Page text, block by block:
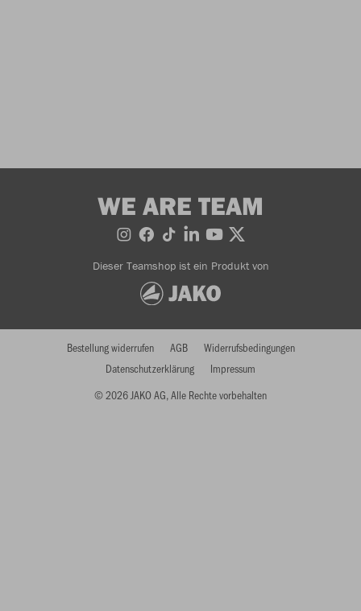
WE ARE TEAM
Dieser Teamshop ist ein Produkt von
© 2026 JAKO AG, Alle Rechte vorbehalten
Bestellung widerrufen AGB
Widerrufsbedingungen
Datenschutzerklärung
Impressum